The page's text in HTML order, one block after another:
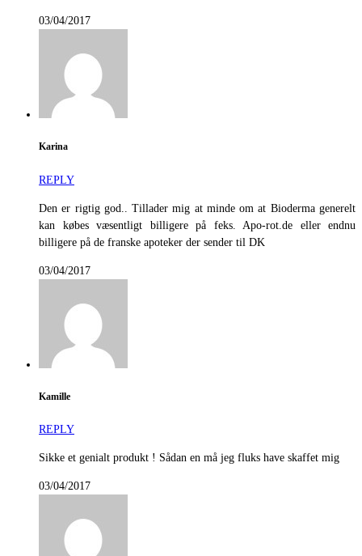
03/04/2017
Karina
REPLY
Den er rigtig god.. Tillader mig at minde om at Bioderma generelt
kan købes væsentligt billigere på feks. Apo-rot.de eller endnu
billigere på de franske apoteker der sender til DK
03/04/2017
Kamille
REPLY
Sikke et genialt produkt ! Sådan en må jeg fluks have skaffet mig
03/04/2017